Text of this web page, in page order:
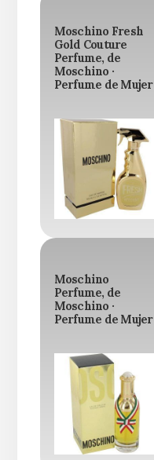
Moschino Fresh
Gold Couture
Perfume, de
Moschino ·
Perfume de Mujer
Moschino
Perfume, de
Moschino ·
Perfume de Mujer